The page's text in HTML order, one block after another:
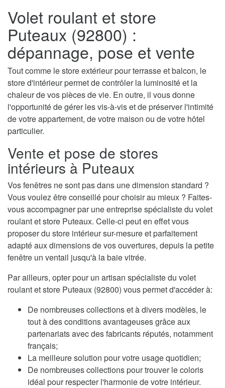
Volet roulant et store
Puteaux (92800) :
dépannage, pose et vente
Tout comme le store extérieur pour terrasse et balcon, le
store d'intérieur permet de contrôler la luminosité et la
chaleur de vos pièces de vie. En outre, il vous donne
l'opportunité de gérer les vis-à-vis et de préserver l'intimité
de votre appartement, de votre maison ou de votre hôtel
particulier.
Vente et pose de stores
intérieurs à Puteaux
Vos fenêtres ne sont pas dans une dimension standard ?
Vous voulez être conseillé pour choisir au mieux ? Faites-
vous accompagner par une entreprise spécialiste du volet
roulant et store Puteaux. Celle-ci peut en effet vous
proposer du store intérieur sur-mesure et parfaitement
adapté aux dimensions de vos ouvertures, depuis la petite
fenêtre un ventail jusqu'à la baie vitrée.
Par ailleurs, opter pour un artisan spécialiste du volet
roulant et store Puteaux (92800) vous permet d'accéder à:
De nombreuses collections et à divers modèles, le
tout à des conditions avantageuses grâce aux
partenariats avec des fabricants réputés, notamment
français;
La meilleure solution pour votre usage quotidien;
De nombreuses collections pour trouver le coloris
idéal pour respecter l'harmonie de votre intérieur.